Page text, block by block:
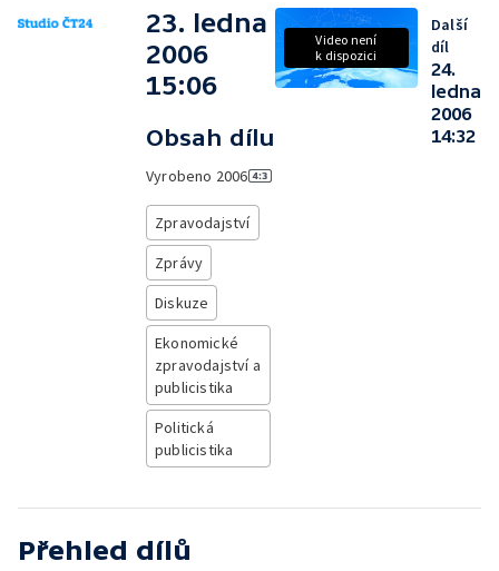
23. ledna
2006
15:06
Obsah dílu
Vyrobeno 2006
Zpravodajství
Zprávy
Diskuze
Ekonomické
zpravodajství a
publicistika
Politická
publicistika
Video není
k dispozici
Další
díl
24.
ledna
2006
14:32
Přehled dílů